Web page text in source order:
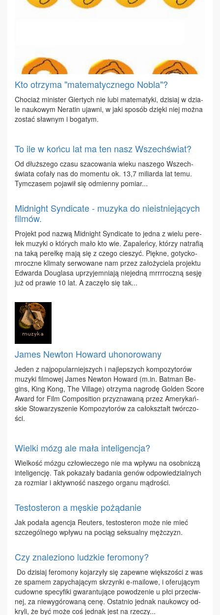
Kto otrzyma "matematycznego Nobla"?
Cho­ciaż mi­ni­ster Gier­tych nie lu­bi ma­te­ma­ty­ki, dzi­siaj w dzia­
le na­uko­wym Ne­ra­tin ujaw­ni, w ja­ki spo­sób dzię­ki niej moż­na
zo­stać sław­nym i bo­ga­tym.
To ile w końcu lat ma ten nasz Wszechświat?
Od dłuż­sze­go cza­su sza­co­wa­nia wie­ku na­sze­go Wszech­
świa­ta co­fa­ły nas do mo­men­tu ok. 13,7 mi­liar­da lat te­mu.
Tym­cza­sem po­ja­wił się od­mien­ny po­miar...
Midnight Syndicate - muzyka do nieistniejących
filmów.
Pro­jekt pod na­zwą Mid­ni­ght Syn­di­ca­te to jed­na z wie­lu pe­re­
łek mu­zy­ki o któ­rych ma­ło kto wie. Za­pa­leń­cy, któ­rzy na­tra­fią
na ta­ką pe­reł­kę ma­ją się z cze­go cie­szyć. Pięk­ne, go­tyc­ko-
mrocz­ne kli­ma­ty ser­wo­wa­ne nam przez za­ło­ży­cie­la pro­jek­tu
Edwar­da Do­ugla­sa uprzy­jem­nia­ją nie­jed­ną mrrr­rocz­ną se­sję
już od pra­wie 10 lat. A za­czę­ło się tak...
James Newton Howard uhonorowany
Je­den z naj­po­pu­lar­niej­szych i naj­lep­szych kom­po­zy­to­rów
mu­zy­ki fil­mo­wej Ja­mes New­ton Ho­ward (m.​in. Bat­man Be­
gins, King Kong, The Vil­la­ge) otrzy­ma na­gro­dę Gol­den Sco­re
Award for Film Com­po­si­tion przy­zna­wa­ną przez Ame­ry­kań­
skie Sto­wa­rzy­sze­nie Kom­po­zy­to­rów za ca­ło­kształt twór­czo­
ści.
Wielki mózg ale mała inteligencja?
Wiel­kość mó­zgu czło­wie­cze­go nie ma wpły­wu na osob­ni­czą
in­te­li­gen­cję. Tak po­ka­za­ły ba­da­nia ge­nów od­po­wie­dzial­nych
za roz­miar i ak­tyw­ność na­sze­go or­ga­nu mą­dro­ści.
Testosteron a męskie pożądanie
Jak po­da­ła agen­cja Reu­ters, te­sto­ste­ron mo­że nie mieć
szcze­gól­ne­go wpły­wu na po­ciąg sek­su­al­ny męż­czyzn.
Czy znaleziono ludzkie feromony?
Do dzi­siaj fe­ro­mo­ny ko­ja­rzy­ły się za­pew­ne więk­szo­ści z was
ze spa­mem za­py­cha­ją­cym skrzyn­ki e-ma­ilo­we, i ofe­ru­ją­cym
cu­dow­ne spe­cy­fi­ki gwa­ran­tu­ją­ce po­wo­dze­nie u płci prze­ciw­
nej, za nie­wy­gó­ro­wa­ną ce­nę. Ostat­nio jed­nak na­ukow­cy od­
kry­li, że być mo­że coś jed­nak jest na rze­czy...